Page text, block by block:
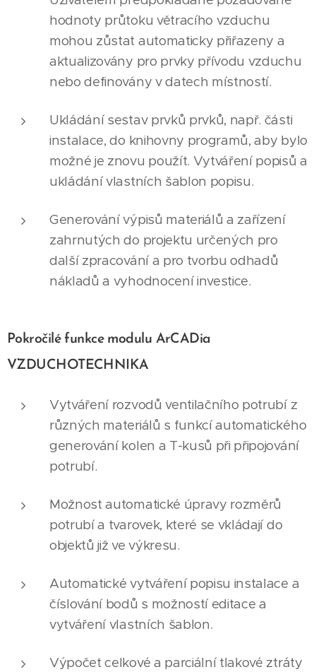
hodnoty průtoku větracího vzduchu
mohou zůstat automaticky přiřazeny a
aktualizovány pro prvky přívodu vzduchu
nebo definovány v datech místností.
Ukládání sestav prvků prvků, např. části
instalace, do knihovny programů, aby bylo
možné je znovu použít. Vytváření popisů a
ukládání vlastních šablon popisu.
Generování výpisů materiálů a zařízení
zahrnutých do projektu určených pro
další zpracování a pro tvorbu odhadů
nákladů a vyhodnocení investice.
Pokročilé funkce modulu ArCADia
VZDUCHOTECHNIKA
Vytváření rozvodů ventilačního potrubí z
různých materiálů s funkcí automatického
generování kolen a T-kusů při připojování
potrubí.
Možnost automatické úpravy rozměrů
potrubí a tvarovek, které se vkládají do
objektů již ve výkresu.
Automatické vytváření popisu instalace a
číslování bodů s možností editace a
vytváření vlastních šablon.
Výpočet celkové a parciální tlakové ztráty